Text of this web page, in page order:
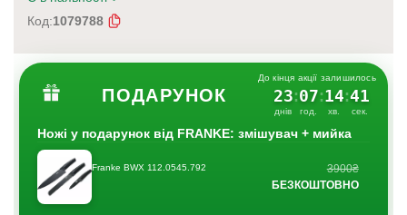
Код:1079788
ПОДАРУНОК
До кінця акції залишилось
23
днів
:07
год.
:14
хв.
:40
сек.
Ножі у подарунок від FRANKE: змішувач + мийка
Franke BWX 112.0545.792
3900₴
БЕЗКОШТОВНО